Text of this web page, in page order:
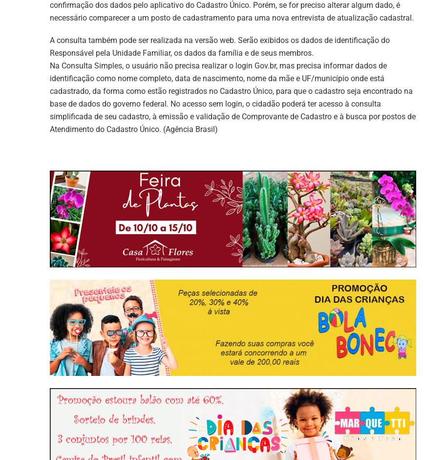
confirmação dos dados pelo aplicativo do Cadastro Único. Porém, se for preciso alterar algum dado, é
necessário comparecer a um posto de cadastramento para uma nova entrevista de atualização cadastral.
A consulta também pode ser realizada na versão web. Serão exibidos os dados de identificação do
Responsável pela Unidade Familiar, os dados da família e de seus membros.
Na Consulta Simples, o usuário não precisa realizar o login Gov.br, mas precisa informar dados de
identificação como nome completo, data de nascimento, nome da mãe e UF/município onde está
cadastrado, da forma como estão registrados no Cadastro Único, para que o cadastro seja encontrado na
base de dados do governo federal. No acesso sem login, o cidadão poderá ter acesso à consulta
simplificada de seu cadastro, à emissão e validação de Comprovante de Cadastro e à busca por postos de
Atendimento do Cadastro Único. (Agência Brasil)